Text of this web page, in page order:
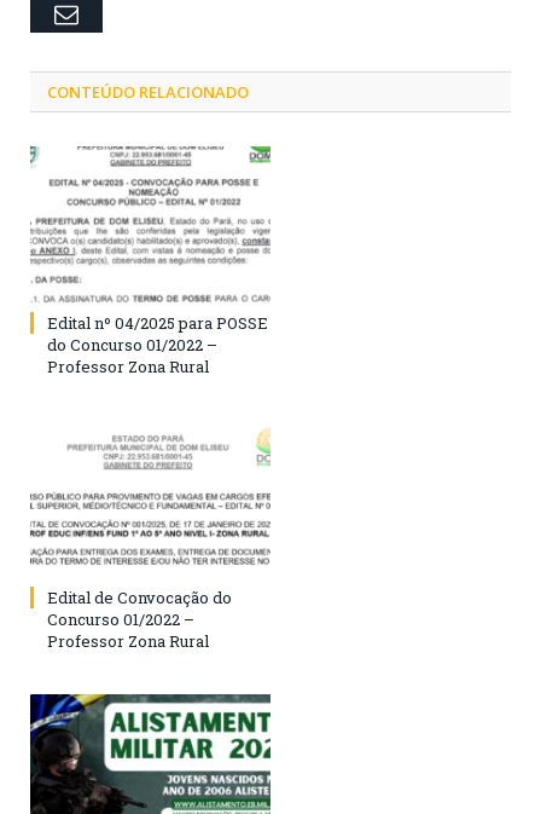
Email
CONTEÚDO RELACIONADO
Edital nº 04/2025 para POSSE
do Concurso 01/2022 –
Professor Zona Rural
Edital de Convocação do
Concurso 01/2022 –
Professor Zona Rural